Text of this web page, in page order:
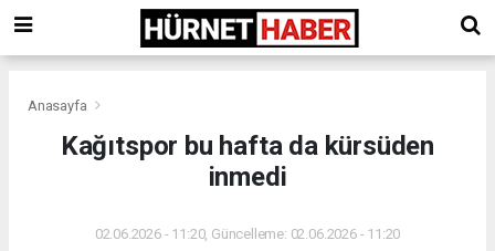
Anasayfa
Kağıtspor bu hafta da kürsüden
inmedi
02.06.2026 - 11:20, Güncelleme: 02.06.2026 - 11:20